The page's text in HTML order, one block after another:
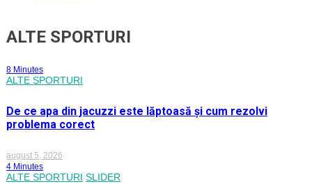
ALTE SPORTURI
8 Minutes
ALTE SPORTURI
De ce apa din jacuzzi este lăptoasă și cum rezolvi
problema corect
august 5, 2026
4 Minutes
ALTE SPORTURI SLIDER